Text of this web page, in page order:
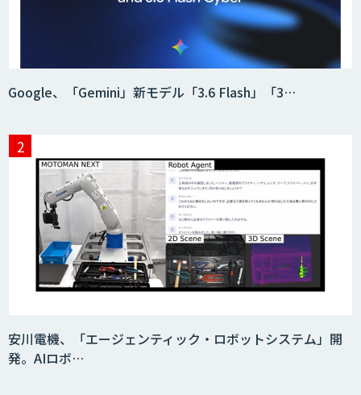
Google、「Gemini」新モデル「3.6 Flash」「3…
安川電機、「エージェンティック・ロボットシステム」開
発。AIロボ…